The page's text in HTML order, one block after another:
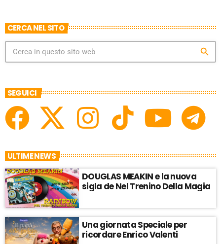
CERCA NEL SITO
search
SEGUICI
ULTIME NEWS
DOUGLAS MEAKIN e la nuova
sigla de Nel Trenino Della Magia
Una giornata Speciale per
ricordare Enrico Valenti